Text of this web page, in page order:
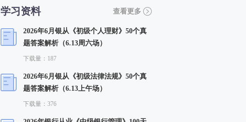
学习资料 查看更多
2026年6月银从《初级个人理财》50个真
题答案解析（6.13周六场）
下载量：187
2026年6月银从《初级法律法规》50个真
题答案解析（6.13上午场）
下载量：376